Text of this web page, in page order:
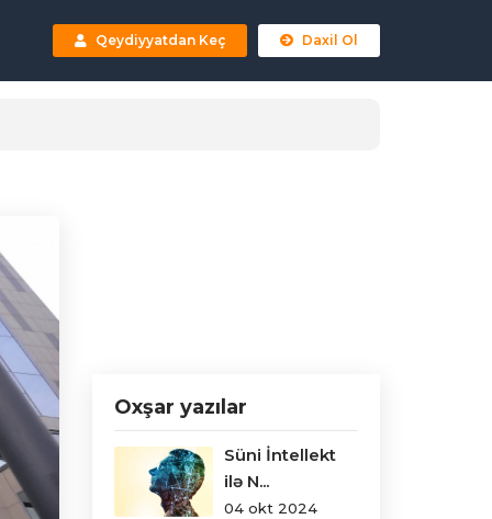
Qeydiyyatdan Keç Daxil Ol
Oxşar yazılar
Süni İntellekt
ilə N...
04 okt 2024